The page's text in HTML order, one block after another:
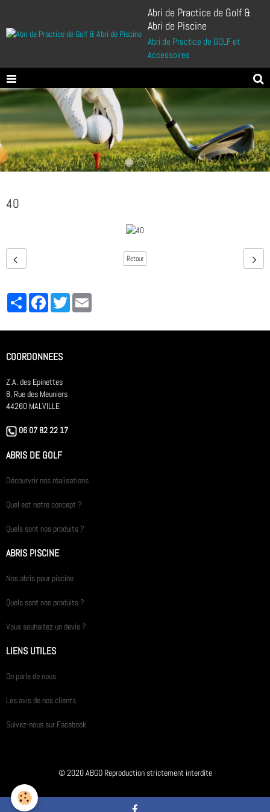
Abri de Practice de Golf &
Abri de Piscine
Abri de Practice de GOLF et
Accessoires
40
Retour
PartagerFacebookTwitter
COORDONNEES
Z.A. des Epinettes
8, Rue des Meuniers
44260 MALVILLE
06 07 82 22 17
ABRIS DE GOLF
Décourvrir nos réalisations
Quel est notre concept ?
Quels sont nos produits ?
ABRIS PISCINE
Nos abris pour piscine
Quels sont nos produits ?
Vous souhaitez un devis ?
LIENS UTILES
On parle de nous
Les avis de nos clients
Suivez-nous sur Facebook
© 2020 ABGO Reproduction strictement interdite